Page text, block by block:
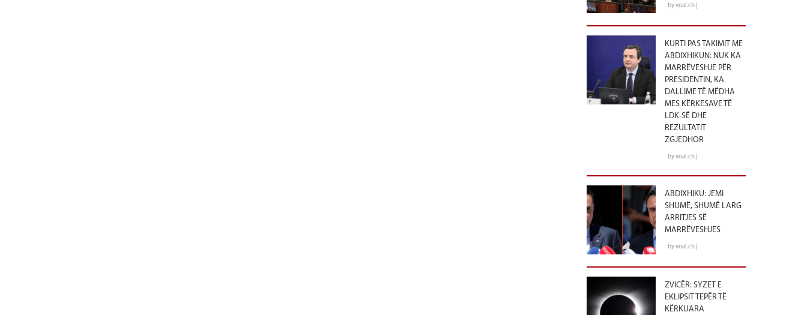
by voal.ch |
KURTI PAS TAKIMIT ME
ABDIXHIKUN: NUK KA
MARRËVESHJE PËR
PRESIDENTIN, KA
DALLIME TË MËDHA
MES KËRKESAVE TË
LDK-SË DHE
REZULTATIT
ZGJEDHOR
by voal.ch |
ABDIXHIKU: JEMI
SHUMË, SHUMË LARG
ARRITJES SË
MARRËVESHJES
by voal.ch |
ZVICËR: SYZET E
EKLIPSIT TEPËR TË
KËRKUARA